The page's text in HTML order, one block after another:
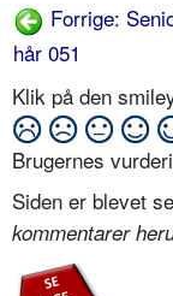
Forrige:
hår 051
Klik på den
Brugernes
Siden er blevet
kommentarer